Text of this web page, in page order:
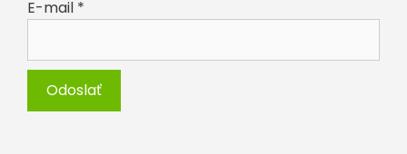
E-mail *